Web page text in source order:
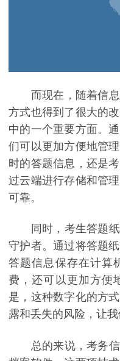
而现在，随着信息
方式也得到了很大的
中的一个重要方面。
们可以更加方便地管
时的答题信息，还是
过云端进行存储和管
可靠。
同时，考生答题纸
守护者。通过将答题
答题信息保存在计算
费，还可以更加方便
是，这种数字化的方
露和丢失的风险，让
总的来说，考务信